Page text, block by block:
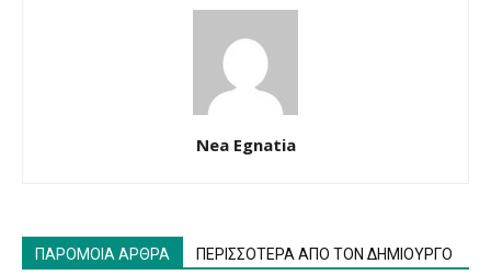
Nea Egnatia
ΠΑΡΟΜΟΙΑ ΑΡΘΡΑ ΠΕΡΙΣΣΟΤΕΡΑ ΑΠΟ ΤΟΝ ΔΗΜΙΟΥΡΓΟ